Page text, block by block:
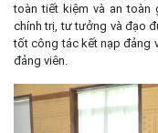
toàn tiết kiệm và an toàn
chính trị, tư tưởng và đạo
tốt công tác kết nạp đảng
đảng viên.